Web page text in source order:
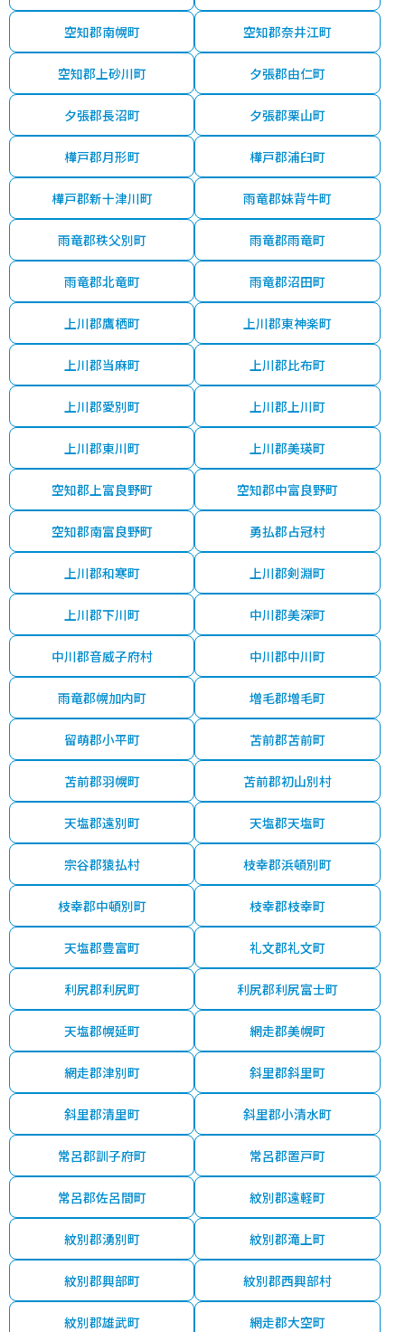
空知郡南幌町 空知郡奈井江町
空知郡上砂川町 夕張郡由仁町
夕張郡長沼町 夕張郡栗山町
樺戸郡月形町 樺戸郡浦臼町
樺戸郡新十津川町 雨竜郡妹背牛町
雨竜郡秩父別町 雨竜郡雨竜町
雨竜郡北竜町 雨竜郡沼田町
上川郡鷹栖町 上川郡東神楽町
上川郡当麻町 上川郡比布町
上川郡愛別町 上川郡上川町
上川郡東川町 上川郡美瑛町
空知郡上富良野町 空知郡中富良野町
空知郡南富良野町 勇払郡占冠村
上川郡和寒町 上川郡剣淵町
上川郡下川町 中川郡美深町
中川郡音威子府村 中川郡中川町
雨竜郡幌加内町 増毛郡増毛町
留萌郡小平町 苫前郡苫前町
苫前郡羽幌町 苫前郡初山別村
天塩郡遠別町 天塩郡天塩町
宗谷郡猿払村 枝幸郡浜頓別町
枝幸郡中頓別町 枝幸郡枝幸町
天塩郡豊富町 礼文郡礼文町
利尻郡利尻町 利尻郡利尻富士町
天塩郡幌延町 網走郡美幌町
網走郡津別町 斜里郡斜里町
斜里郡清里町 斜里郡小清水町
常呂郡訓子府町 常呂郡置戸町
常呂郡佐呂間町 紋別郡遠軽町
紋別郡湧別町 紋別郡滝上町
紋別郡興部町 紋別郡西興部村
紋別郡雄武町 網走郡大空町